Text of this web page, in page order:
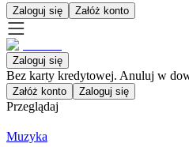
Zaloguj się Załóż konto
Zaloguj się
Bez karty kredytowej. Anuluj w
Załóż konto Zaloguj się
Przeglądaj
Muzyka